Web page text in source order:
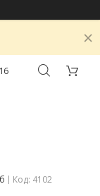
Код: 4102